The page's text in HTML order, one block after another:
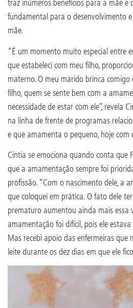
traz inúmeros benefícios para a mãe e
fundamental para o desenvolvimento
mãe.
“É um momento muito especial entre
que estabeleci com meu filho,
materno. O meu marido brinca comigo
filho, quem se sente bem com a
necessidade de estar com ele”, revela
na linha de frente de programas
e que amamenta o pequeno, hoje com
Cintia se emociona quando conta que
que a amamentação sempre foi
profissão. “Com o nascimento dele, a
que coloquei em prática. O fato dele
prematuro aumentou ainda mais essa
amamentação foi difícil, pois ele
Mas recebi apoio das enfermeiras
leite durante os dez dias em que ele